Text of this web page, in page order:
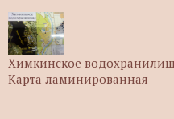
Химкинское
Карта ламинированная